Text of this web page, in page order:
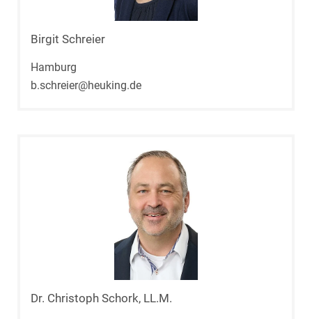
Birgit Schreier
Hamburg
b.schreier@heuking.de
Dr. Christoph Schork, LL.M.